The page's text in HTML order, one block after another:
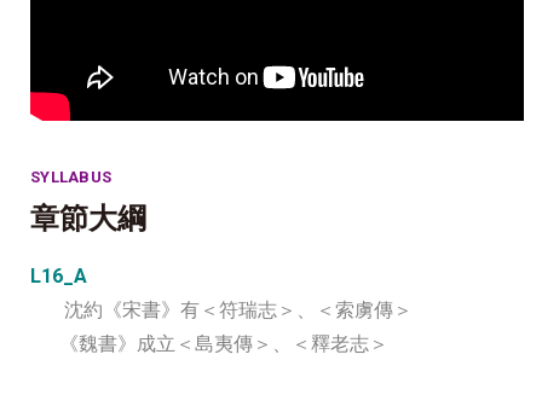
SYLLABUS
章節大綱
L16_A
沈約《宋書》有＜符瑞志＞、＜索虜傳＞
《魏書》成立＜島夷傳＞、＜釋老志＞